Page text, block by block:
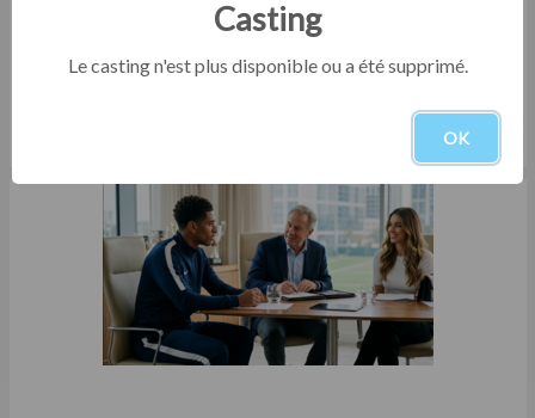
tournage d'un court film institutionnel en Eure-et-Loir
Casting
Le casting n'est plus disponible ou a été supprimé.
OK